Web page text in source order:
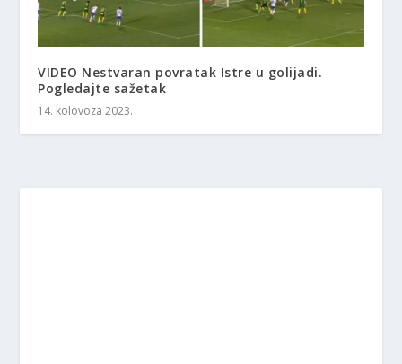
VIDEO Nestvaran povratak Istre u golijadi.
Pogledajte sažetak
14. kolovoza 2023.